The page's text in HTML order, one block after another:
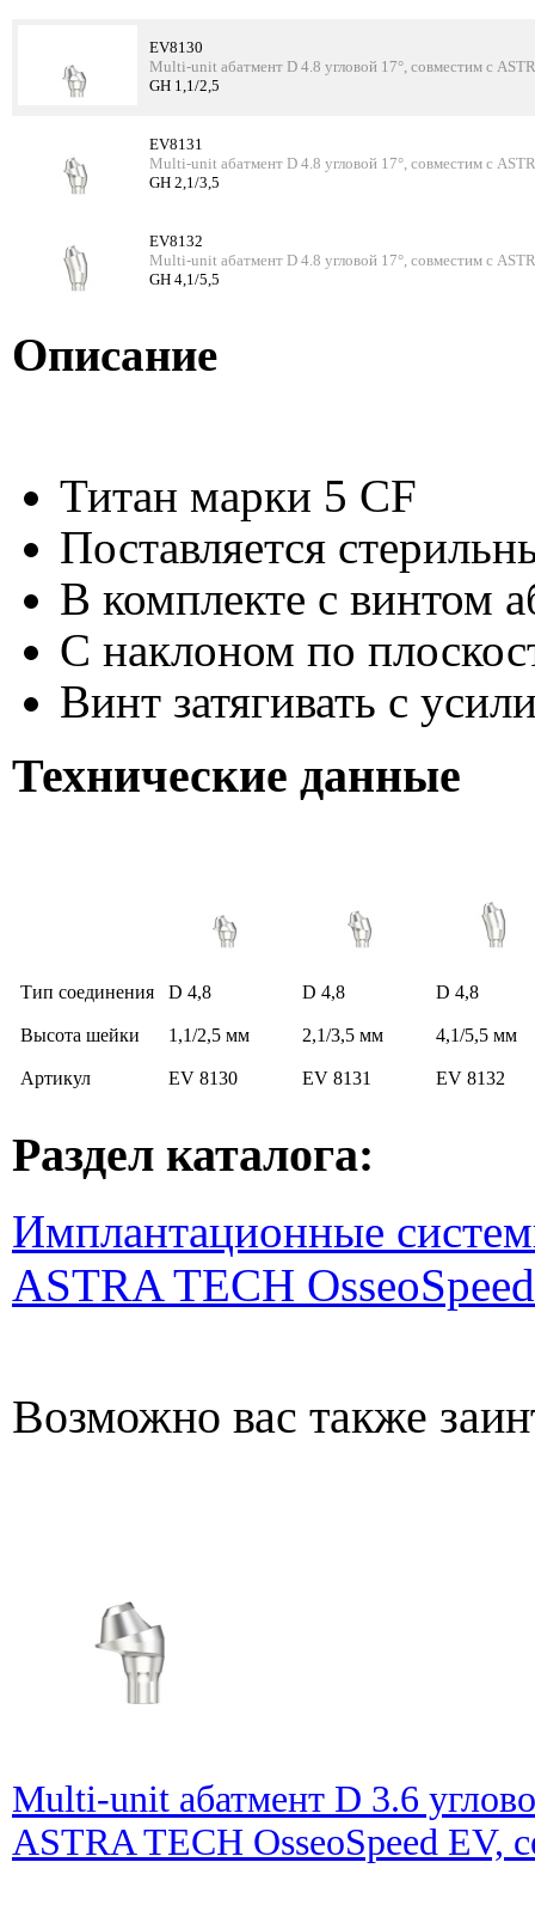
EV8130
Multi-unit абатмент D 4.8 угловой 17°, совместим с
GH 1,1/2,5
EV8131
Multi-unit абатмент D 4.8 угловой 17°, совместим с
GH 2,1/3,5
EV8132
Multi-unit абатмент D 4.8 угловой 17°, совместим с
GH 4,1/5,5
Описание
Титан марки 5 CF
Поставляется
В комплекте с винтом
С наклоном по
Винт затягивать с
Технические данные
Тип соединения D 4,8 D 4,8 D 4,8
Высота шейки 1,1/2,5 мм 2,1/3,5 мм 4,1/5,5 мм
Артикул EV 8130 EV 8131 EV 8132
Раздел каталога:
Имплантационные
ASTRA TECH
Возможно вас также
Multi-unit абатмент D 3.6
ASTRA TECH OsseoSpeed EV,